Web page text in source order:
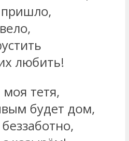
любить!
тетя,
будет дом,